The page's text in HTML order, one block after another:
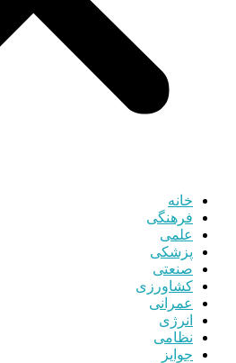
خانه
فرهنگی
علمی
پزشکی
صنعتی
کشاورزی
عمرانی
انرژی
نظامی
جوایز